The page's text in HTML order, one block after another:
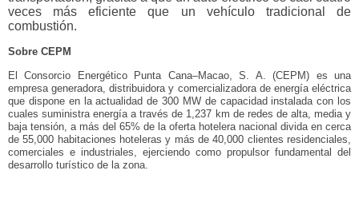
veces más eficiente que un vehículo tradicional de
combustión.
Sobre CEPM
El Consorcio Energético Punta Cana–Macao, S. A. (CEPM) es una
empresa generadora, distribuidora y comercializadora de energía eléctrica
que dispone en la actualidad de 300 MW de capacidad instalada con los
cuales suministra energía a través de 1,237 km de redes de alta, media y
baja tensión, a más del 65% de la oferta hotelera nacional divida en cerca
de 55,000 habitaciones hoteleras y más de 40,000 clientes residenciales,
comerciales e industriales, ejerciendo como propulsor fundamental del
desarrollo turístico de la zona.